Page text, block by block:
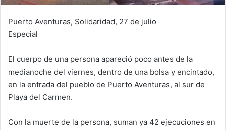
Puerto Aventuras, Solidaridad, 27 de julio
Especial
El cuerpo de una persona apareció poco antes de la
medianoche del viernes, dentro de una bolsa y encintado,
en la entrada del pueblo de Puerto Aventuras, al sur de
Playa del Carmen.
Con la muerte de la persona, suman ya 42 ejecuciones en